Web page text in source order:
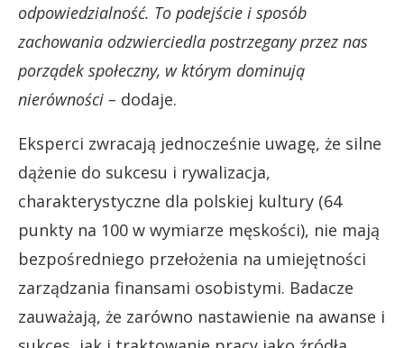
odpowiedzialność. To podejście i sposób
zachowania odzwierciedla postrzegany przez nas
porządek społeczny, w którym dominują
nierówności – dodaje.
Eksperci zwracają jednocześnie uwagę, że silne
dążenie do sukcesu i rywalizacja,
charakterystyczne dla polskiej kultury (64
punkty na 100 w wymiarze męskości), nie mają
bezpośredniego przełożenia na umiejętności
zarządzania finansami osobistymi. Badacze
zauważają, że zarówno nastawienie na awanse i